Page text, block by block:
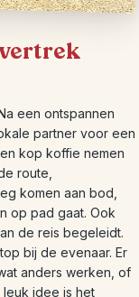
vertrek
een ontspannen
partner voor een
kop koffie nemen
route,
komen aan bod,
op pad gaat. Ook
de reis begeleidt.
bij de evenaar. Er
anders werken, of
leuk idee is het